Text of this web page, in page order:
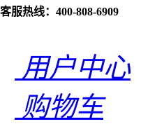
客服热线：400-808-6909
用户中心
购物车